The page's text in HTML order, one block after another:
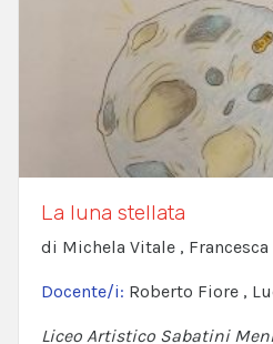
La luna stellata
di Michela Vitale , Francesca
Docente/i: Roberto Fiore ,
Liceo Artistico Sabatini